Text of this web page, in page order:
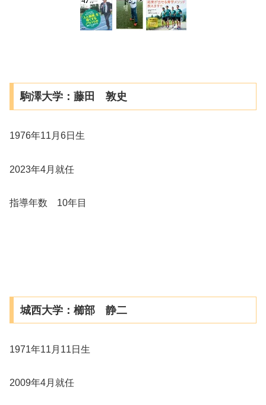
駒澤大学：藤田 敦史
1976年11月6日生
2023年4月就任
指導年数 10年目
城西大学：櫛部 静二
1971年11月11日生
2009年4月就任